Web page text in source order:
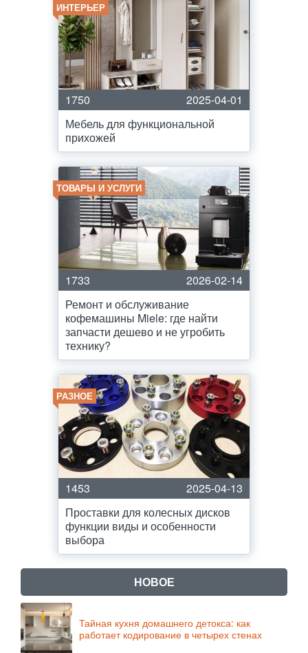
ИНТЕРЬЕР
1750
2025-04-01
Мебель для функциональной
прихожей
ТОВАРЫ И УСЛУГИ
1733
2026-02-14
Ремонт и обслуживание
кофемашины Miele: где найти
запчасти дешево и не угробить
технику?
РАЗНОЕ
1453
2025-04-13
Проставки для колесных дисков
функции виды и особенности
выбора
НОВОЕ
Тайная кухня домашнего детокса: как
работает кодирование в четырех стенах